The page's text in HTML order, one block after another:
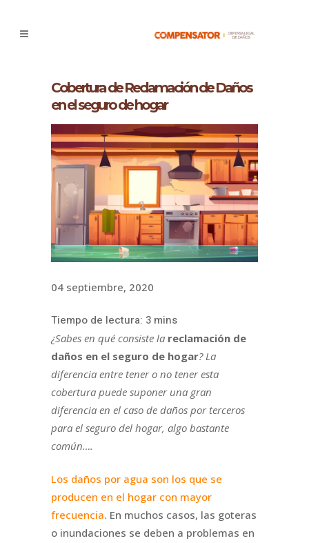
Cobertura de Reclamación de Daños
en el seguro de hogar
04 septiembre, 2020
¿Sabes en qué consiste la reclamación de
daños en el seguro de hogar? La
diferencia entre tener o no tener esta
cobertura puede suponer una gran
diferencia en el caso de daños por terceros
para el seguro del hogar, algo bastante
común….
Los daños por agua son los que se
producen en el hogar con mayor
frecuencia. En muchos casos, las goteras
o inundaciones se deben a problemas en